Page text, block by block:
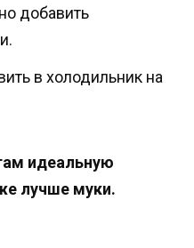
добавить
в холодильник на
идеальную
лучше муки.